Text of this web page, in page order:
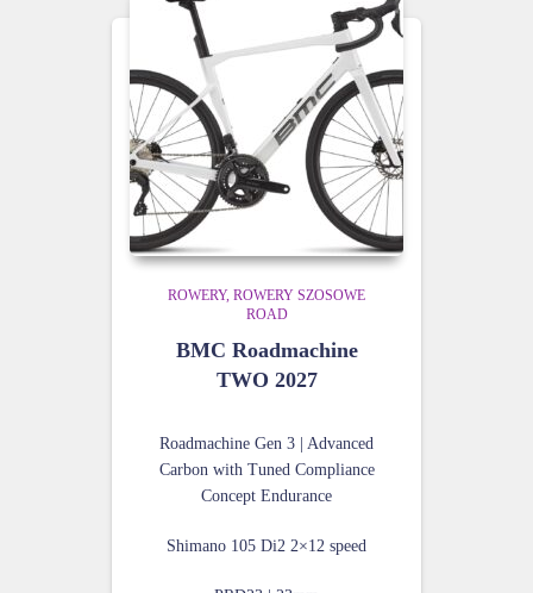
ROWERY ROWERY SZOSOWE
ROAD
BMC Roadmachine
TWO 2027
Roadmachine Gen 3 | Advanced
Carbon with Tuned Compliance
Concept Endurance
Shimano 105 Di2 2×12 speed